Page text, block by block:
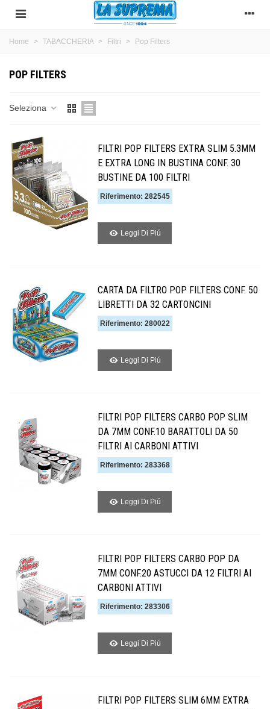
Home > TABACCHERIA > Filtri > Pop Filters
POP FILTERS
Seleziona
FILTRI POP FILTERS EXTRA SLIM 5.3MM
E EXTRA LONG IN BUSTINA CONF. 30
BUSTINE DA 100 FILTRI
Riferimento: 282545
Leggi Di Piú
CARTA DA FILTRO POP FILTERS CONF. 50
LIBRETTI DA 32 CARTONCINI
Riferimento: 280022
Leggi Di Piú
FILTRI POP FILTERS CARBO POP SLIM
DA 7MM CONF.10 BARATTOLI DA 50
FILTRI AI CARBONI ATTIVI
Riferimento: 283368
Leggi Di Piú
FILTRI POP FILTERS CARBO POP DA
7MM CONF.20 ASTUCCI DA 12 FILTRI AI
CARBONI ATTIVI
Riferimento: 283306
Leggi Di Piú
FILTRI POP FILTERS SLIM 6MM EXTRA